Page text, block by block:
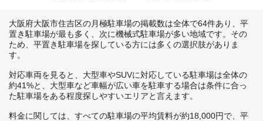
大阪府大阪市住吉区の月極駐車場の掲載数は全体で64件あり、平
置き駐車場が最も多く、次に機械式駐車場が多い地域です。その
ため、平置き駐車場を探している方には多くの選択肢がありま
す。
対応車両を見ると、大型車やSUVに対応している駐車場は全体の
約41%と、大型車など車幅が広い車を駐車する場合は条件に合っ
た駐車場をある程度探しやすいエリアと言えます。
料金に関しては、すべての駐車場の平均賃料が約18,000円で、平